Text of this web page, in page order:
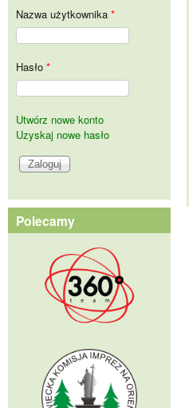
Nazwa użytkownika *
Hasło *
Utwórz nowe konto
Uzyskaj nowe hasło
Polecamy